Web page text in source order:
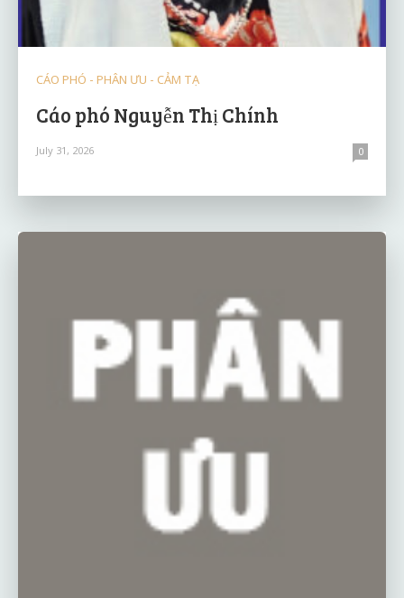
CÁO PHÓ - PHÂN ƯU - CẢM TẠ
Cáo phó Nguyễn Thị Chính
July 31, 2026 0